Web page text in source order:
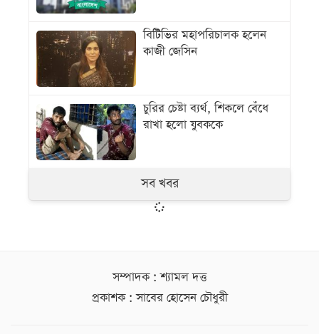
বিটিভির মহাপরিচালক হলেন
কাজী জেসিন
চুরির চেষ্টা ব্যর্থ, শিকলে বেঁধে
রাখা হলো যুবককে
সব খবর
সম্পাদক : শ্যামল দত্ত
প্রকাশক : সাবের হোসেন চৌধুরী